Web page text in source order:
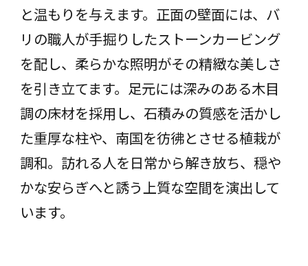
と温もりを与えます。正面の壁面には、バ
リの職人が手掘りしたストーンカービング
を配し、柔らかな照明がその精緻な美しさ
を引き⽴てます。足元には深みのある木目
調の床材を採用し、石積みの質感を活かし
た重厚な柱や、南国を彷彿とさせる植栽が
調和。訪れる人を日常から解き放ち、穏や
かな安らぎへと誘う上質な空間を演出して
います。